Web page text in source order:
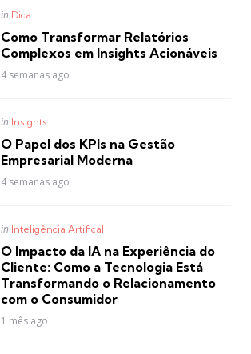
Posted
in Dica
Como Transformar Relatórios
Complexos em Insights Acionáveis
4 semanas ago
Posted
in Insights
O Papel dos KPIs na Gestão
Empresarial Moderna
4 semanas ago
Posted
in Inteligência Artifical
O Impacto da IA na Experiência do
Cliente: Como a Tecnologia Está
Transformando o Relacionamento
com o Consumidor
1 mês ago